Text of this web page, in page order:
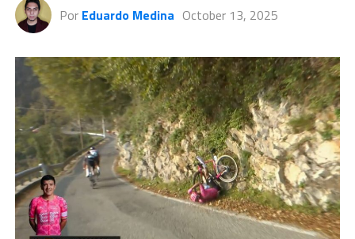
Por Eduardo Medina October 13, 2025